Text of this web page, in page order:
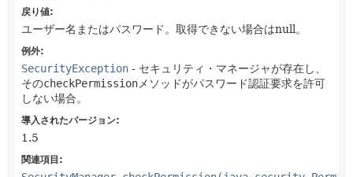
戻り値:
ユーザー名またはパスワード。取得できない場合はnull。
例外:
SecurityException - セキュリティ・マネージャが存在し、
そのcheckPermission メソッドがパスワード認証要求を許可
しない場合。
導入されたバージョン:
1.5
関連項目: